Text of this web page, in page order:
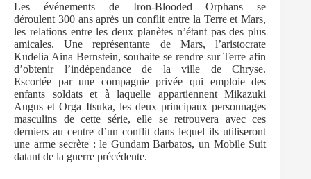
Les événements de Iron-Blooded Orphans se
déroulent 300 ans après un conflit entre la Terre et Mars,
les relations entre les deux planètes n’étant pas des plus
amicales. Une représentante de Mars, l’aristocrate
Kudelia Aina Bernstein, souhaite se rendre sur Terre afin
d’obtenir l’indépendance de la ville de Chryse.
Escortée par une compagnie privée qui emploie des
enfants soldats et à laquelle appartiennent Mikazuki
Augus et Orga Itsuka, les deux principaux personnages
masculins de cette série, elle se retrouvera avec ces
derniers au centre d’un conflit dans lequel ils utiliseront
une arme secrète : le Gundam Barbatos, un Mobile Suit
datant de la guerre précédente.